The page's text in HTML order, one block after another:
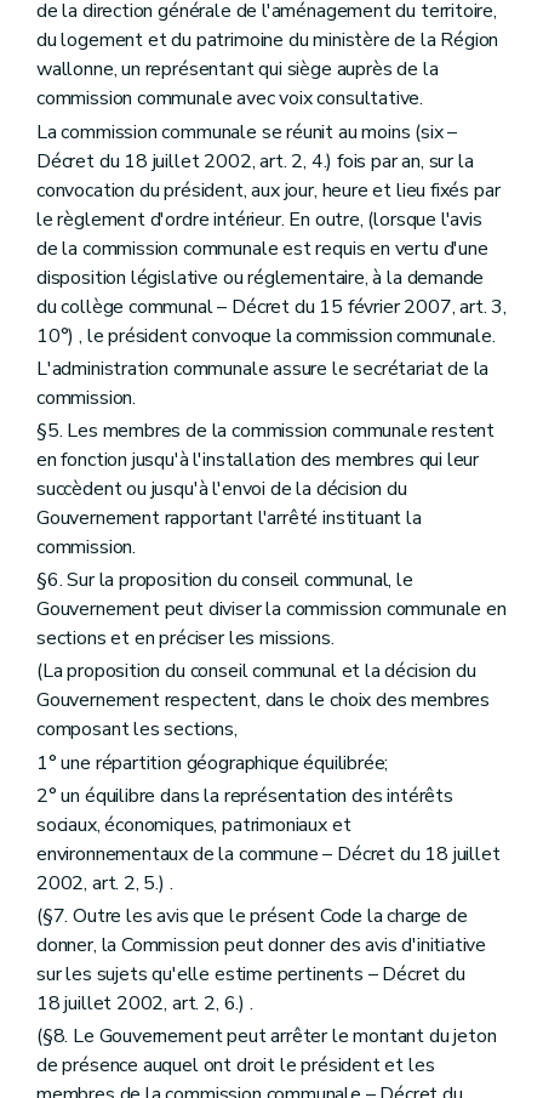
Art. 237/36
Art. 237/37
Art. 237/38
Art. 237/39
Livre IV Des mesures d'exécution
Titre premier Des mesures d'exécution du livre I
Chapitre premier
De la composition et des modalités de fonctionnement des commissions d'aménagement du territoire
Section première
De la commission régionale et de ses sections – Décret du 27 novembre 1997, art. 4, 2., al. 2)
Section Constitution
Art. 238
Section Siège
Art. 239
Section
Sections
Art. 240
Section Composition des sections
Art. 241
Section Présidence
Art. 243
Section
Bureau
Art. 244
Section Secrétariat
Section Fonctionnement
Art. 246
Section Délibérations
Art. 247
Section Groupe de travail
Art. 248
Section Rapport d'activité
Art. 249
Section Délégation
Art. 250
Section 2 De la commission communale et de ses sections – Décret du 27 novembre 1997, art. 4, 2, al. 2)
Art. 251
Art. 252
Art. 253
Chapitre premier
Section première Du contenu du dossier du schéma de structure
Art. 254
Art. 255
Section 2 De l'octroi de subventions aux communes pour l'élaboration d'un schéma de structure et d'un règlement communal d'urbanisme
Art. 256 à 259
Section 3 Des modalités d'entrée et de sortie du régime de décentralisation
Art. 259/1
Art. 259/2
de la direction générale de l'aménagement du territoire,
du logement et du patrimoine du ministère de la Région
wallonne, un représentant qui siège auprès de la
commission communale avec voix consultative.
La commission communale se réunit au moins (six –
Décret du 18 juillet 2002, art. 2, 4.) fois par an, sur la
convocation du président, aux jour, heure et lieu fixés par
le règlement d'ordre intérieur. En outre, (lorsque l'avis
de la commission communale est requis en vertu d'une
disposition législative ou réglementaire, à la demande
du collège communal – Décret du 15 février 2007, art. 3,
10°) , le président convoque la commission communale.
L'administration communale assure le secrétariat de la
commission.
§5. Les membres de la commission communale restent
en fonction jusqu'à l'installation des membres qui leur
succèdent ou jusqu'à l'envoi de la décision du
Gouvernement rapportant l'arrêté instituant la
commission.
§6. Sur la proposition du conseil communal, le
Gouvernement peut diviser la commission communale en
sections et en préciser les missions.
(La proposition du conseil communal et la décision du
Gouvernement respectent, dans le choix des membres
composant les sections,
1° une répartition géographique équilibrée;
2° un équilibre dans la représentation des intérêts
sociaux, économiques, patrimoniaux et
environnementaux de la commune – Décret du 18 juillet
2002, art. 2, 5.) .
(§7. Outre les avis que le présent Code la charge de
donner, la Commission peut donner des avis d'initiative
sur les sujets qu'elle estime pertinents – Décret du
18 juillet 2002, art. 2, 6.) .
(§8. Le Gouvernement peut arrêter le montant du jeton
de présence auquel ont droit le président et les